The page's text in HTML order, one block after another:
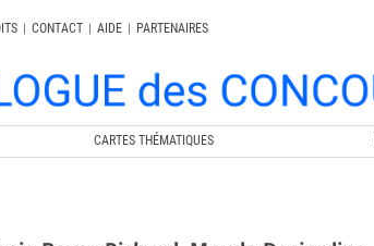
| CONTACT | AIDE |
PARTENAIRES
CARTES THÉMATIQUES